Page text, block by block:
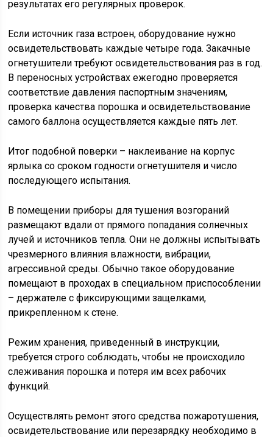
результатах его регулярных проверок.
Если источник газа встроен, оборудование нужно
освидетельствовать каждые четыре года. Закачные
огнетушители требуют освидетельствования раз в год.
В переносных устройствах ежегодно проверяется
соответствие давления паспортным значениям,
проверка качества порошка и освидетельствование
самого баллона осуществляется каждые пять лет.
Итог подобной поверки – наклеивание на корпус
ярлыка со сроком годности огнетушителя и число
последующего испытания.
В помещении приборы для тушения возгораний
размещают вдали от прямого попадания солнечных
лучей и источников тепла. Они не должны испытывать
чрезмерного влияния влажности, вибрации,
агрессивной среды. Обычно такое оборудование
помещают в проходах в специальном приспособлении
– держателе с фиксирующими защелками,
прикрепленном к стене.
Режим хранения, приведенный в инструкции,
требуется строго соблюдать, чтобы не происходило
слеживания порошка и потеря им всех рабочих
функций.
Осуществлять ремонт этого средства пожаротушения,
освидетельствование или перезарядку необходимо в